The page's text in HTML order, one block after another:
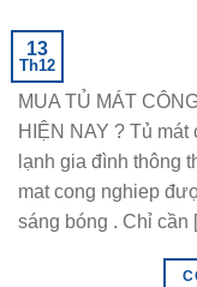
13
Th12
MUA TỦ MÁT
HIỆN NAY ? Tủ
lạnh gia đình thông
mat cong nghiep
sáng bóng . Chỉ cần